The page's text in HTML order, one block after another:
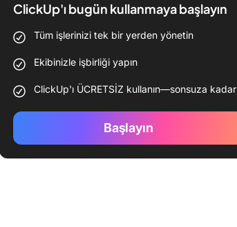
ClickUp'ı bugün kullanmaya başlayın
Tüm işlerinizi tek bir yerden yönetin
Ekibinizle işbirliği yapın
ClickUp'ı ÜCRETSİZ kullanın—sonsuza kadar
Başlayın